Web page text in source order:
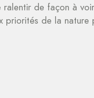
de façon à
priorités de la